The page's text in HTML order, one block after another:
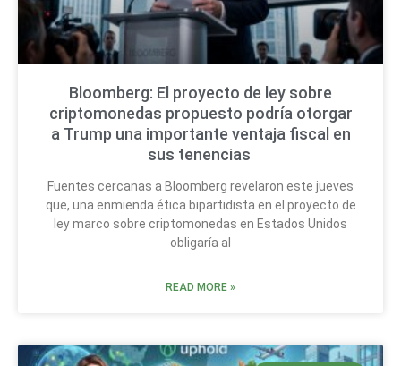
Bloomberg: El proyecto de ley sobre
criptomonedas propuesto podría otorgar
a Trump una importante ventaja fiscal en
sus tenencias
Fuentes cercanas a Bloomberg revelaron este jueves
que, una enmienda ética bipartidista en el proyecto de
ley marco sobre criptomonedas en Estados Unidos
obligaría al
READ MORE »